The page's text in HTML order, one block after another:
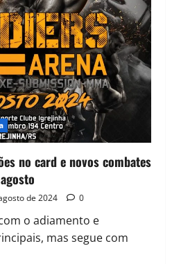
no card e novos combates
de 2024 0
o adiamento e
mas segue com